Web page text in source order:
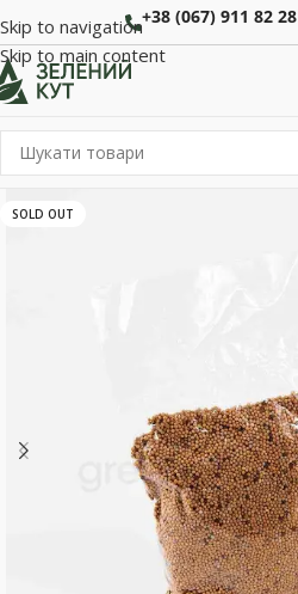
Skip to navigation
Skip to main content
+38 (067) 911 82 28
SOLD OUT